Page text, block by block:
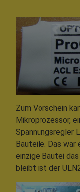
Zum Vorschein
Mikroprozessor,
Spannungsregler
Bauteile. Das war
einzige Bautei
bleibt ist der